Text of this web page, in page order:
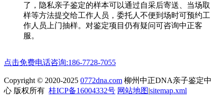
了，隐私亲子鉴定的样本可以通过自采后寄送、当场取
样等方法提交给工作人员，委托人不便到场时可预约工
作人员上门抽样。对鉴定项目仍有疑问可咨询中正客
服。
点击免费电话咨询:186-7728-7055
Copyright © 2020-2025 0772dna.com 柳州中正DNA亲子鉴定中
心 版权所有 桂ICP备16004332号 网站地图|sitemap.xml